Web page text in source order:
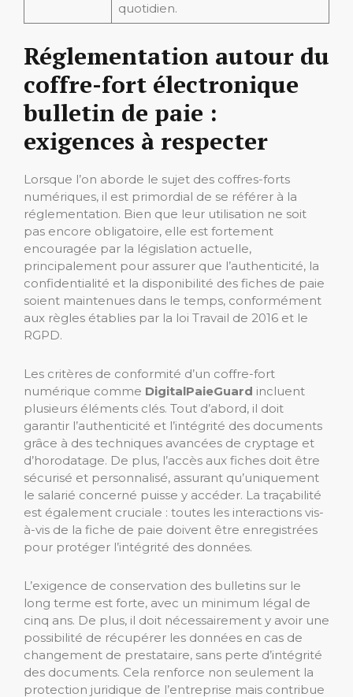
quotidien.
Réglementation autour du
coffre-fort électronique
bulletin de paie :
exigences à respecter
Lorsque l’on aborde le sujet des coffres-forts
numériques, il est primordial de se référer à la
réglementation. Bien que leur utilisation ne soit
pas encore obligatoire, elle est fortement
encouragée par la législation actuelle,
principalement pour assurer que l’authenticité, la
confidentialité et la disponibilité des fiches de paie
soient maintenues dans le temps, conformément
aux règles établies par la loi Travail de 2016 et le
RGPD.
Les critères de conformité d’un coffre-fort
numérique comme DigitalPaieGuard incluent
plusieurs éléments clés. Tout d’abord, il doit
garantir l’authenticité et l’intégrité des documents
grâce à des techniques avancées de cryptage et
d’horodatage. De plus, l’accès aux fiches doit être
sécurisé et personnalisé, assurant qu’uniquement
le salarié concerné puisse y accéder. La traçabilité
est également cruciale : toutes les interactions vis-
à-vis de la fiche de paie doivent être enregistrées
pour protéger l’intégrité des données.
L’exigence de conservation des bulletins sur le
long terme est forte, avec un minimum légal de
cinq ans. De plus, il doit nécessairement y avoir une
possibilité de récupérer les données en cas de
changement de prestataire, sans perte d’intégrité
des documents. Cela renforce non seulement la
protection juridique de l’entreprise mais contribue